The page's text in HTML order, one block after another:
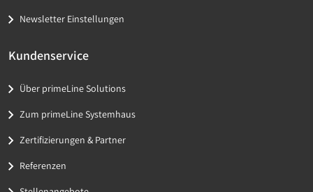
Newsletter Einstellungen
Kundenservice
Über primeLine Solutions
Zum primeLine Systemhaus
Zertifizierungen & Partner
Referenzen